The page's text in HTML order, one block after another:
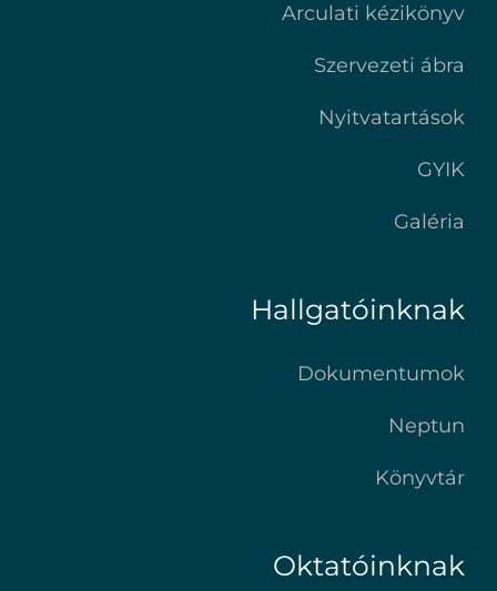
Arculati kézikönyv
Szervezeti ábra
Nyitvatartások
GYIK
Galéria
Hallgatóinknak
Dokumentumok
Neptun
Könyvtár
Oktatóinknak